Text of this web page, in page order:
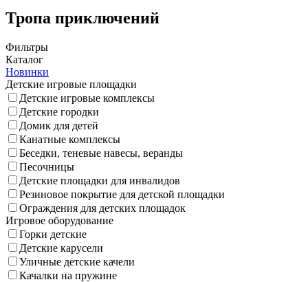
Тропа приключений
Фильтры
Каталог
Новинки
Детские игровые площадки
Детские игровые комплексы
Детские городки
Домик для детей
Канатные комплексы
Беседки, теневые навесы, веранды
Песочницы
Детские площадки для инвалидов
Резиновое покрытие для детской площадки
Ограждения для детских площадок
Игровое оборудование
Горки детские
Детские карусели
Уличные детские качели
Качалки на пружине